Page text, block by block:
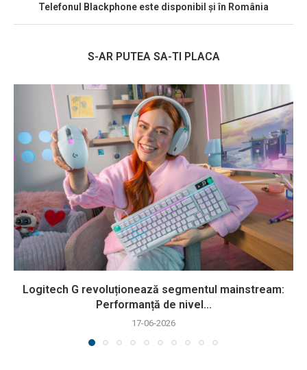
Telefonul Blackphone este disponibil și în România
S-AR PUTEA SA-TI PLACA
Logitech G revoluționează segmentul mainstream:
Performanță de nivel...
17-06-2026